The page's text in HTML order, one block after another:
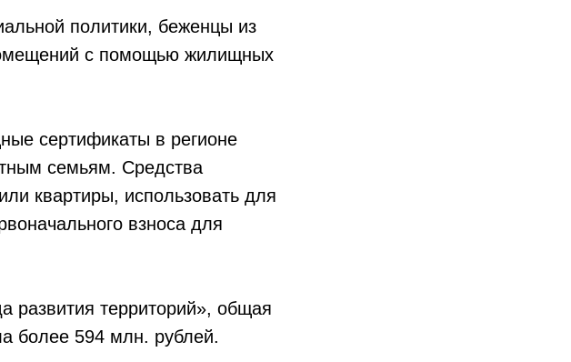
политики, беженцы из
с помощью жилищных
сертификаты в регионе
семьям. Средства
квартиры, использовать для
взноса для
развития территорий», общая
более 594 млн. рублей.